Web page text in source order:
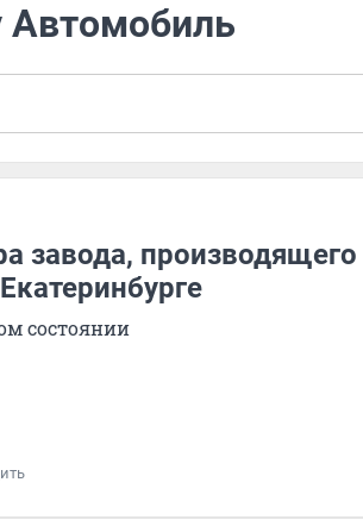
Автомобиль
завода, производящего
состоянии